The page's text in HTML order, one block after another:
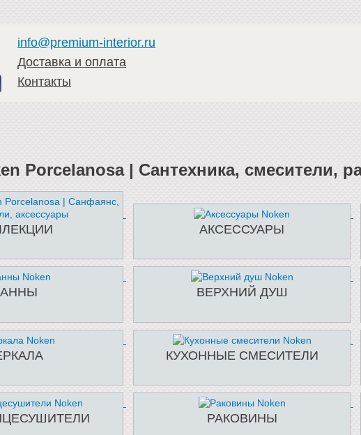
info@premium-interior.ru
Доставка и оплата
Контакты
Porcelanosa | Сантехника, смесители,
АКСЕССУАРЫ
ВЕРХНИЙ ДУШ
КУХОННЫЕ СМЕСИТЕЛИ
РАКОВИНЫ